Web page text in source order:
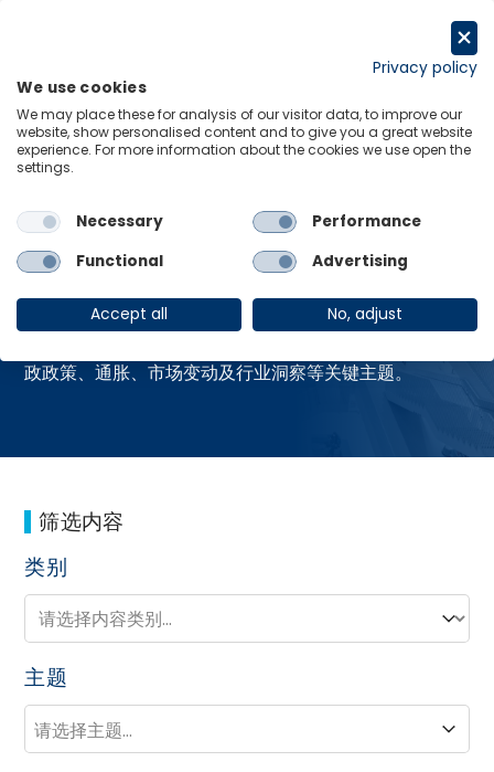
Menu Links
Home 资源中心
资源中心
政政策、通胀、市场变动及行业洞察等关键主题。
筛选内容
类别
类别
类别
主题
主题
主题
Privacy policy
We use cookies
We may place these for analysis of our visitor data, to improve our
website, show personalised content and to give you a great website
experience. For more information about the cookies we use open the
settings.
Necessary
Performance
Functional
Advertising
Accept all No, adjust